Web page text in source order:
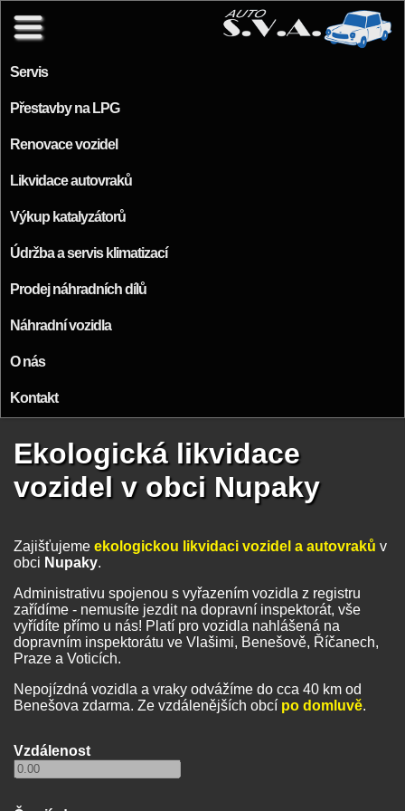
Servis
Přestavby na LPG
Renovace vozidel
Likvidace autovraků
Výkup katalyzátorů
Údržba a servis klimatizací
Prodej náhradních dílů
Náhradní vozidla
O nás
Kontakt
Ekologická likvidace
vozidel v obci Nupaky
Zajišťujeme ekologickou likvidaci vozidel a autovraků v
obci Nupaky.
Administrativu spojenou s vyřazením vozidla z registru
zařídíme - nemusíte jezdit na dopravní inspektorát, vše
vyřídíte přímo u nás! Platí pro vozidla nahlášená na
dopravním inspektorátu ve Vlašimi, Benešově, Říčanech,
Praze a Voticích.
Nepojízdná vozidla a vraky odvážíme do cca 40 km od
Benešova zdarma. Ze vzdálenějších obcí po domluvě.
Vzdálenost